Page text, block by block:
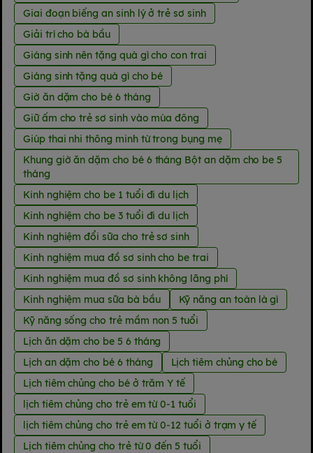
Giai đoạn biếng an sinh lý ở trẻ sơ sinh
Giải trí cho bà bầu
Giáng sinh nên tặng quà gì cho con trai
Giáng sinh tặng quà gì cho bé
Giờ ăn dặm cho bé 6 tháng
Giữ ấm cho trẻ sơ sinh vào mùa đông
Giúp thai nhi thông minh từ trong bụng mẹ
Khung giờ ăn dặm cho bé 6 tháng Bột an dặm cho be 5
tháng
Kinh nghiệm cho be 1 tuổi đi du lịch
Kinh nghiệm cho be 3 tuổi đi du lịch
Kinh nghiệm đổi sữa cho trẻ sơ sinh
Kinh nghiệm mua đồ sơ sinh cho be trai
Kinh nghiệm mua đồ sơ sinh không lãng phí
Kinh nghiệm mua sữa bà bầu
Kỹ năng an toàn là gì
Kỹ năng sống cho trẻ mầm non 5 tuổi
Lịch ăn dặm cho be 5 6 tháng
Lịch an dặm cho bé 6 tháng
Lịch tiêm chủng cho bé
Lịch tiêm chủng cho bé ở trăm Y tế
lịch tiêm chủng cho trẻ em từ 0-1 tuổi
lịch tiêm chủng cho trẻ em từ 0-12 tuổi ở trạm y tế
Lịch tiêm chủng cho trẻ từ 0 đến 5 tuổi